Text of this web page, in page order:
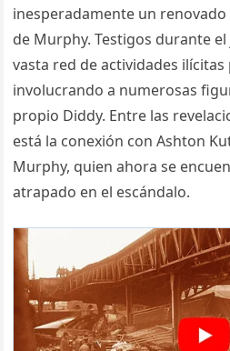
inesperadamente un
de Murphy. Testigos durante
vasta red de actividades
involucrando a numerosas
propio Diddy. Entre las
está la conexión con Ashton
Murphy, quien ahora se
atrapado en el escándalo.